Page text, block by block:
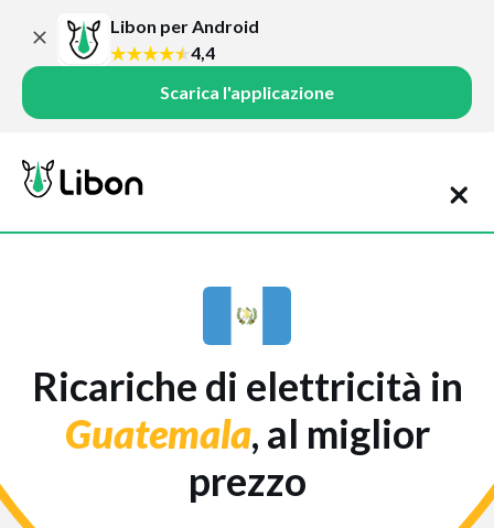
Libon per Android
4,4
Scarica l'applicazione
Ricariche di elettricità in
Guatemala, al miglior
prezzo